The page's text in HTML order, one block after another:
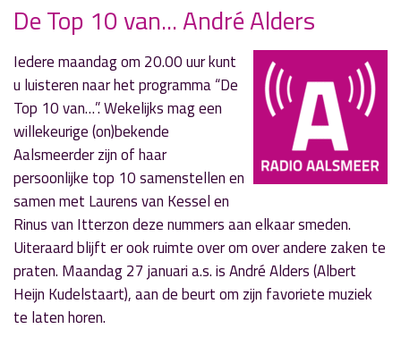
Jazz met Kees Regter
Volgend uur
Inklappen
De Top 10 van... André Alders
Iedere maandag om 20.00 uur kunt
u luisteren naar het programma “De
Top 10 van…”. Wekelijks mag een
willekeurige (on)bekende
Aalsmeerder zijn of haar
persoonlijke top 10 samenstellen en
samen met Laurens van Kessel en
Rinus van Itterzon deze nummers aan elkaar smeden.
Uiteraard blijft er ook ruimte over om over andere zaken te
praten. Maandag 27 januari a.s. is André Alders (Albert
Heijn Kudelstaart), aan de beurt om zijn favoriete muziek
te laten horen.